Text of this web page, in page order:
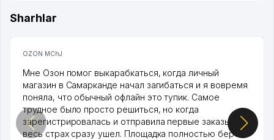
Sharhlar
OZON MChJ
Мне Озон помог выкарабкаться, когда личный
магазин в Самарканде начал загибаться и я вовремя
поняла, что обычный офлайн это тупик. Самое
трудное было просто решиться, но когда
зарегистрировалась и отправила первые заказы,
весь страх сразу ушел. Площадка полностью берет